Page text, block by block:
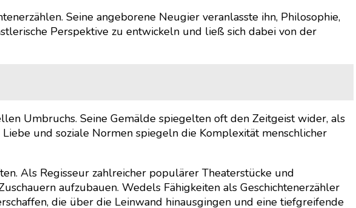
Seine angeborene Neugier veranlasste ihn, Philosophie,
Perspektive zu entwickeln und ließ sich dabei von der
Umbruchs. Seine Gemälde spiegelten oft den Zeitgeist wider, als
und soziale Normen spiegeln die Komplexität menschlicher
Als Regisseur zahlreicher populärer Theaterstücke und
aufzubauen. Wedels Fähigkeiten als Geschichtenerzähler
die über die Leinwand hinausgingen und eine tiefgreifende